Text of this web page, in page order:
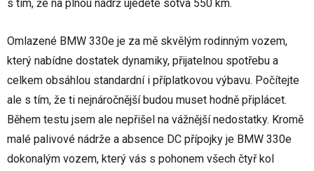
s tím, že na plnou nádrž ujedete sotva 550 km.
Omlazené BMW 330e je za mě skvělým rodinným vozem,
který nabídne dostatek dynamiky, přijatelnou spotřebu a
celkem obsáhlou standardní i příplatkovou výbavu. Počítejte
ale s tím, že ti nejnáročnější budou muset hodně připlácet.
Během testu jsem ale nepřišel na vážnější nedostatky. Kromě
malé palivové nádrže a absence DC přípojky je BMW 330e
dokonalým vozem, který vás s pohonem všech čtyř kol